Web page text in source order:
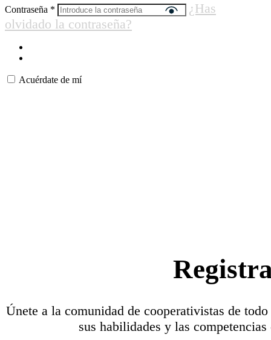
Contraseña *
¿Has
olvidado la contraseña?
Acuérdate de mí
Únete a la comunidad de cooperativistas de
sus habilidades y las